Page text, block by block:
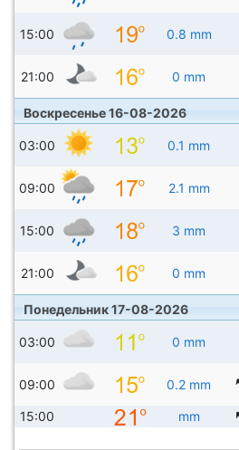
15:00 0.8 mm
21:00 0 mm
Воскресенье 16-08-2026
03:00 0.1 mm
09:00 2.1 mm
15:00 3 mm
21:00 0 mm
Понедельник 17-08-2026
03:00 0 mm
09:00 0.2 mm
15:00 mm